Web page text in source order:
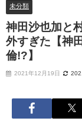
未分類
神田沙也加と
外すぎた【神
倫!?】
2021年12月19日